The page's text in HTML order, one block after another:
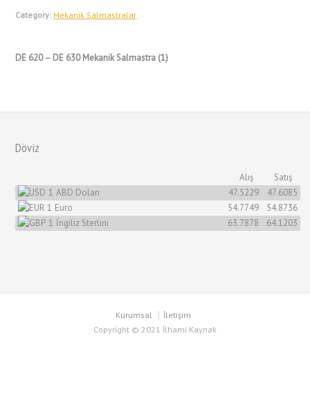
Category: Mekanik Salmastralar
DE 620 – DE 630 Mekanik Salmastra (1)
Döviz
Satış
Alış
1 ABD Doları 47.6085
47.5229
1 Euro 54.8736
54.7749
1 İngiliz Sterlini 64.1203
63.7878
Kurumsal
İletişim
Copyright © 2021 İlhami Kaynak